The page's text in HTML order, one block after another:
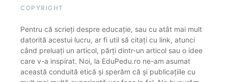
COPYRIGHT
Pentru că scrieți despre educație, sau cu atât mai mult
datorită acestui lucru, ar fi util să citați cu link, atunci
când preluați un articol, părți dintr-un articol sau o idee
care v-a inspirat. Noi, la EduPedu.ro ne-am asumat
această conduită etică și sperăm că și publicațiile cu